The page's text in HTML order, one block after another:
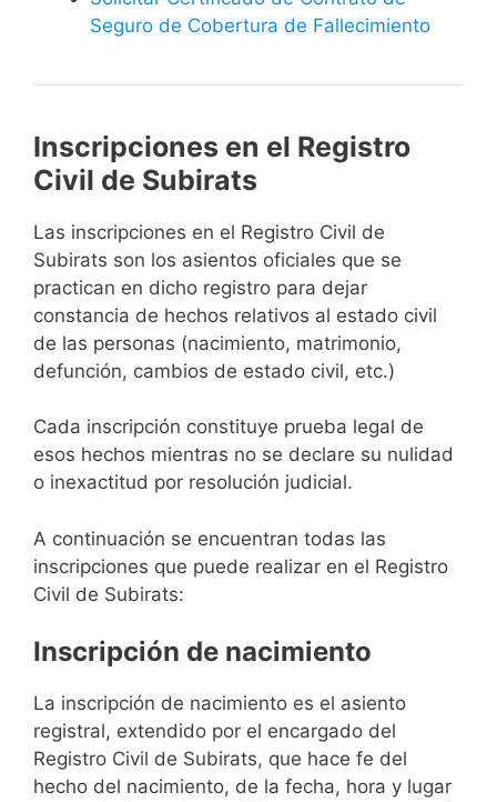
Seguro de Cobertura de Fallecimiento
Inscripciones en el Registro
Civil de Subirats
Las inscripciones en el Registro Civil de
Subirats son los asientos oficiales que se
practican en dicho registro para dejar
constancia de hechos relativos al estado civil
de las personas (nacimiento, matrimonio,
defunción, cambios de estado civil, etc.)
Cada inscripción constituye prueba legal de
esos hechos mientras no se declare su nulidad
o inexactitud por resolución judicial.
A continuación se encuentran todas las
inscripciones que puede realizar en el Registro
Civil de Subirats:
Inscripción de nacimiento
La inscripción de nacimiento es el asiento
registral, extendido por el encargado del
Registro Civil de Subirats, que hace fe del
hecho del nacimiento, de la fecha, hora y lugar